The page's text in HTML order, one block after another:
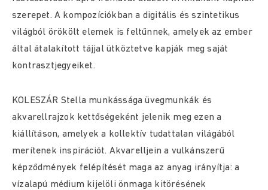
szerepet. A kompozíciókban a digitális és szintetikus
világból örökölt elemek is feltűnnek, amelyek az ember
által átalakított tájjal ütköztetve kapják meg saját
kontrasztjegyeiket.
KOLESZÁR Stella munkássága üvegmunkák és
akvarellrajzok kettőségeként jelenik meg ezen a
kiállításon, amelyek a kollektív tudattalan világából
merítenek inspirációt. Akvarelljein a vulkánszerű
képződmények felépítését maga az anyag irányítja: a
vízalapú médium kijelöli önmaga kitörésének